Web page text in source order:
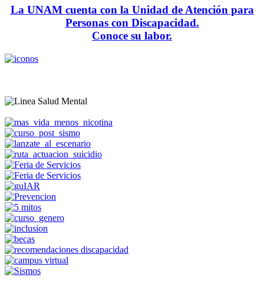
La UNAM cuenta con la Unidad de Atención para
Personas con Discapacidad.
Conoce su labor.